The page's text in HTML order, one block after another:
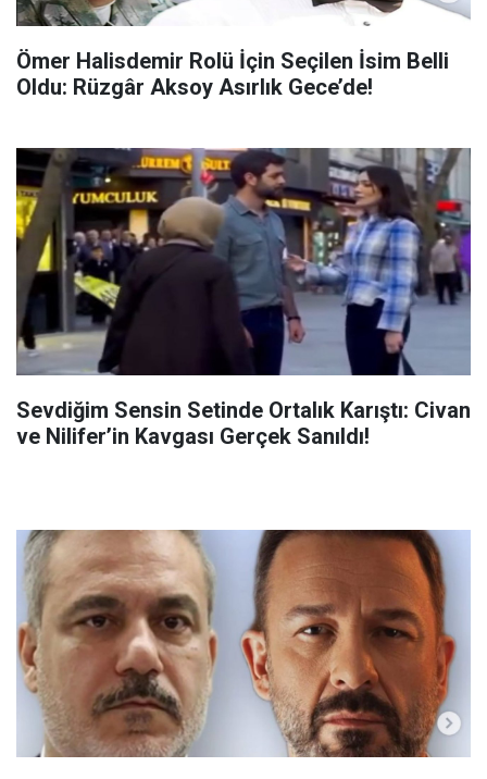
Ömer Halisdemir Rolü İçin Seçilen İsim Belli
Oldu: Rüzgâr Aksoy Asırlık Gece’de!
Sevdiğim Sensin Setinde Ortalık Karıştı: Civan
ve Nilifer’in Kavgası Gerçek Sanıldı!